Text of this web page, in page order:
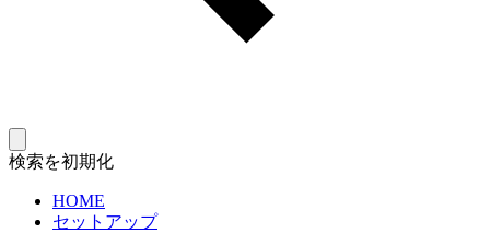
検索を初期化
HOME
セットアップ